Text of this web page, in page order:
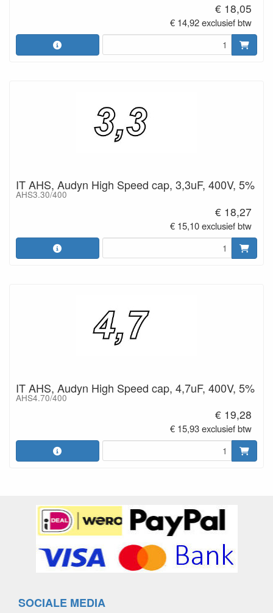
€ 18,05
€ 14,92 exclusief btw
IT AHS, Audyn High Speed cap, 3,3uF, 400V, 5%
AHS3.30/400
€ 18,27
€ 15,10 exclusief btw
IT AHS, Audyn High Speed cap, 4,7uF, 400V, 5%
AHS4.70/400
€ 19,28
€ 15,93 exclusief btw
SOCIALE MEDIA